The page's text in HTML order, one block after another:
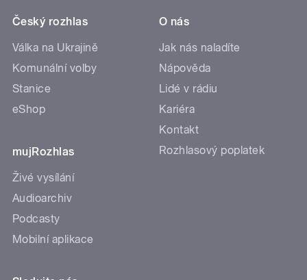
Český rozhlas
Válka na Ukrajině
Komunální volby
Stanice
eShop
mujRozhlas
Živé vysílání
Audioarchiv
Podcasty
Mobilní aplikace
O nás
Jak nás naladíte
Nápověda
Lidé v rádiu
Kariéra
Kontakt
Rozhlasový poplatek